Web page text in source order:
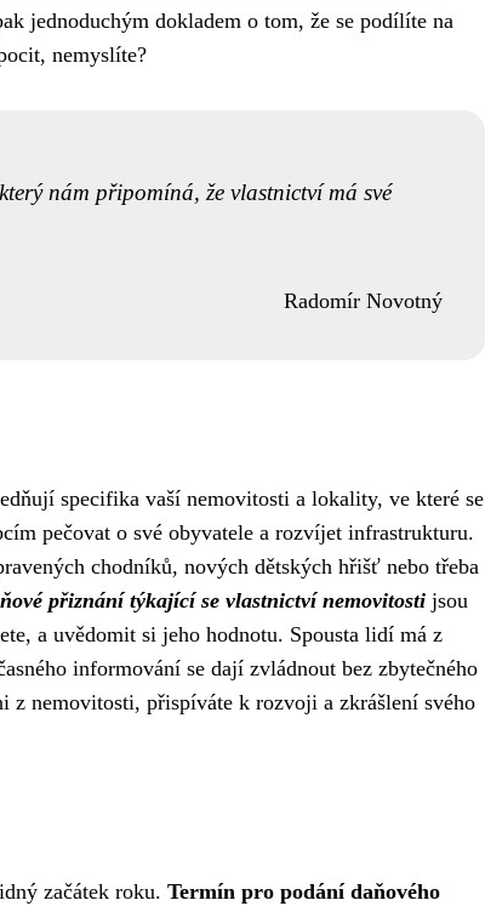
jednoduchým dokladem o tom, že se podílíte na
nemyslíte?
nám připomíná, že vlastnictví má své
Radomír Novotný
specifika vaší nemovitosti a lokality, ve které se
pečovat o své obyvatele a rozvíjet infrastrukturu.
chodníků, nových dětských hřišť nebo třeba
přiznání týkající se vlastnictví nemovitosti jsou
a uvědomit si jeho hodnotu. Spousta lidí má z
informování se dají zvládnout bez zbytečného
z nemovitosti, přispíváte k rozvoji a zkrášlení svého
začátek roku. Termín pro podání daňového